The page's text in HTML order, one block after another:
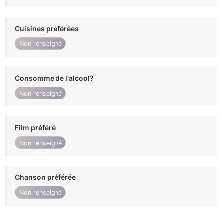
Cuisines préférées
Non renseigné
Consomme de l'alcool?
Non renseigné
Film préféré
Non renseigné
Chanson préférée
Non renseigné